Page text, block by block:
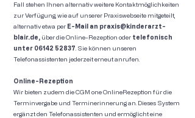
Fall stehen Ihnen alternativ weitere Kontaktmöglichkeiten
zur Verfügung, wie auf unserer Praxiswebseite mitgeteilt,
alternativ etwa per E-Mail an praxis@kinderarzt-
blair.de, über die Online-Rezeption oder telefonisch
unter 06142 52837 . Sie können unseren
Telefonassistenten jederzeit erneut anrufen.
Online-Rezeption
Wir bieten zudem die CGM one OnlineRezeption für die
Terminvergabe und Terminerinnerung an. Dieses System
ergänzt den Telefonassistenten und ermöglicht eine